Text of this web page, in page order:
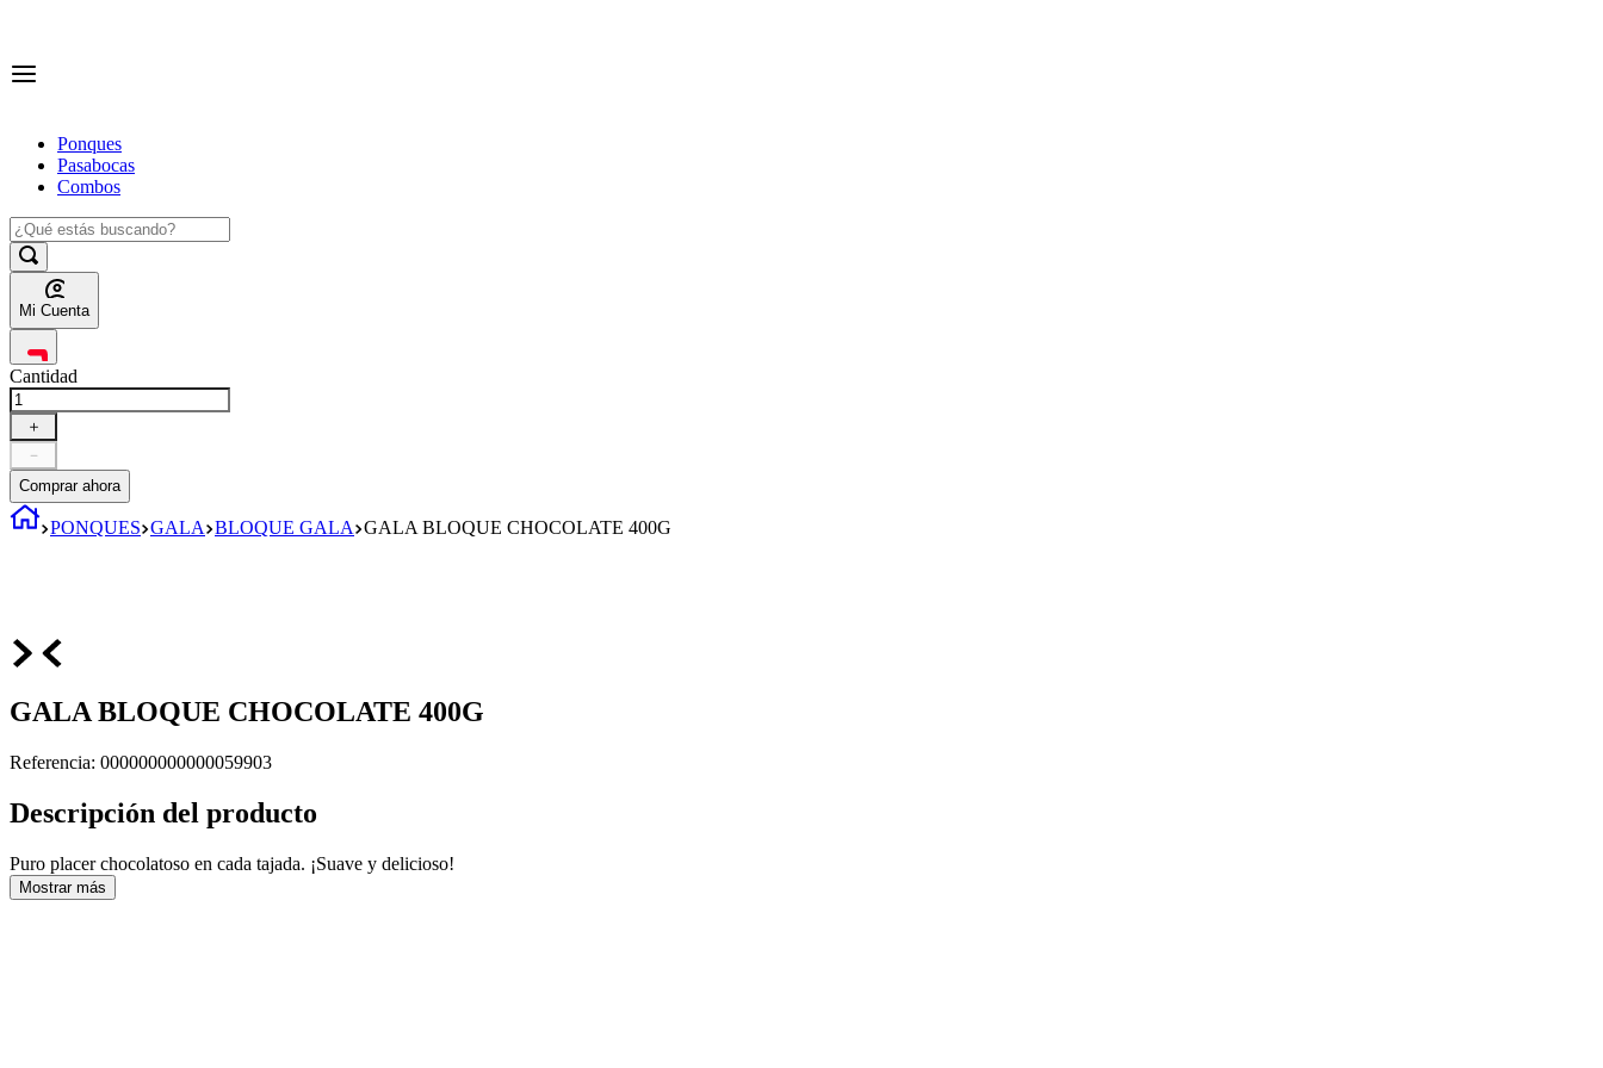
Ponques
Pasabocas
Combos
Mi Cuenta
Cantidad
＋
－
Comprar ahora
PONQUES GALA BLOQUE GALA GALA BLOQUE CHOCOLATE 400G
GALA BLOQUE CHOCOLATE 400G
Referencia: 000000000000059903
Descripción del producto
Puro placer chocolatoso en cada tajada. ¡Suave y delicioso!
Mostrar más